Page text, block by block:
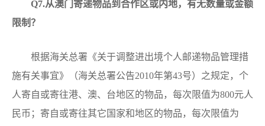
Q7.从澳门寄递物品到合作区或内地，有无数量或金额
限制？
根据海关总署《关于调整进出境个人邮递物品管理措
施有关事宜》（海关总署公告2010年第43号）之规定，个
人寄自或寄往港、澳、台地区的物品，每次限值为800元人
民币；寄自或寄往其它国家和地区的物品，每次限值为